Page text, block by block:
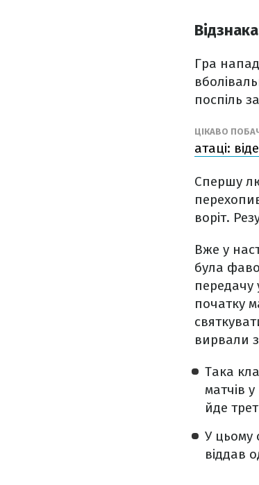
Гра
поспіль
ЦІКАВО
атаці:
Спершу
воріт.
Вже у
була
передачу
початку
вирвали
Така
матчів
йде
У цьому
віддав